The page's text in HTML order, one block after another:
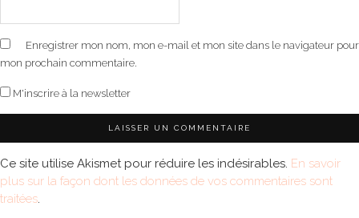
Enregistrer mon nom, mon e-mail et mon site dans le navigateur pour
mon prochain commentaire.
M'inscrire à la newsletter
Ce site utilise Akismet pour réduire les indésirables. En savoir
plus sur la façon dont les données de vos commentaires sont
traitées.